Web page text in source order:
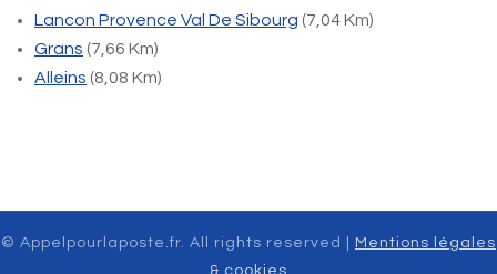
Lancon Provence Val De Sibourg (7,04 Km)
Grans (7,66 Km)
Alleins (8,08 Km)
© Appelpourlaposte.fr. All rights reserved |
Mentions légales
& cookies